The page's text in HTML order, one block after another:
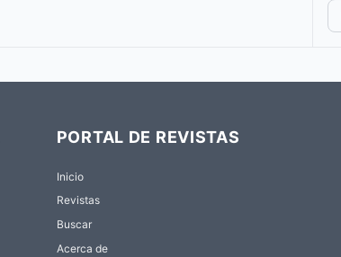
PORTAL DE REVISTAS
Inicio
Revistas
Buscar
Acerca de